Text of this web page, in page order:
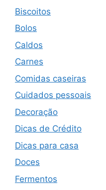
Biscoitos
Bolos
Caldos
Carnes
Comidas caseiras
Cuidados pessoais
Decoração
Dicas de Crédito
Dicas para casa
Doces
Fermentos